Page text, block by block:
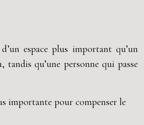
espace plus important qu’un
qu’une personne qui passe
importante pour compenser le